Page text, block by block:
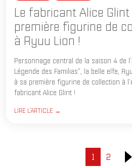
Le fabricant Alice
première figurine de
à Ryuu Lion !
Personnage central de la saison 4 de
Légende des Familias", la belle elfe,
à sa première figurine de collection à
fabricant Alice Glint !
LIRE L'ARTICLE →
1 2